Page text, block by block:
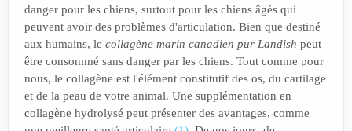
danger pour les chiens, surtout pour les chiens âgés qui
peuvent avoir des problèmes d'articulation. Bien que destiné
aux humains, le collagène marin canadien pur Landish peut
être consommé sans danger par les chiens. Tout comme pour
nous, le collagène est l'élément constitutif des os, du cartilage
et de la peau de votre animal. Une supplémentation en
collagène hydrolysé peut présenter des avantages, comme